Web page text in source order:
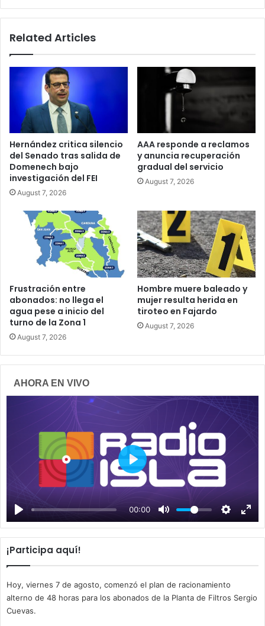
Related Articles
Hernández critica silencio
del Senado tras salida de
Domenech bajo
investigación del FEI
August 7, 2026
AAA responde a reclamos
y anuncia recuperación
gradual del servicio
August 7, 2026
Frustración entre
abonados: no llega el
agua pese a inicio del
turno de la Zona 1
August 7, 2026
Hombre muere baleado y
mujer resulta herida en
tiroteo en Fajardo
August 7, 2026
AHORA EN VIVO
00:00
P
y
¡Participa aquí!
Hoy, viernes 7 de agosto, comenzó el plan de racionamiento
alterno de 48 horas para los abonados de la Planta de Filtros Sergio
Cuevas.